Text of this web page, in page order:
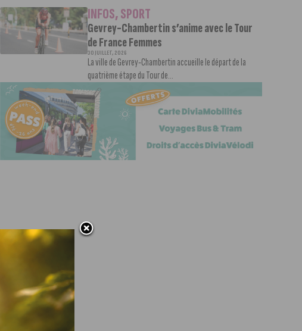
INFOS,SPORT
Gevrey-Chambertin s’anime avec le Tour
de France Femmes
30 JUILLET, 2026
La ville de Gevrey-Chambertin accueille le départ de la
quatrième étape du Tour de...